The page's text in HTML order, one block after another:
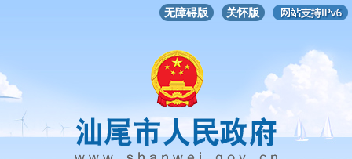
无障碍版 关怀版